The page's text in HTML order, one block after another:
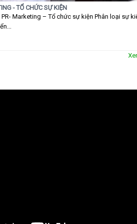
- TỔ CHỨC SỰ KIỆN
Marketing – Tổ chức sự kiện Phân loại sự